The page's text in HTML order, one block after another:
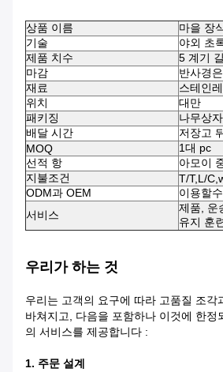
상품 이름
마을 장
기술
야외 초
제품 치수
5 계기
마감
반사경
재료
스테인
위치
대만
패키징
나무상
배달 시간
저장고
MOQ
1대 pc
선적 항
아모이
지불조건
T/T,L/
ODM과 OEM
이용할
서비스
제품, 운
유지 훈
우리가 하는 것
우리는 고객의 요구에 따라 고품질 조각
바쳐지고, 다음을 포함하나 이것에 한정
의 서비스를 제공합니다 :
1. 주문 설계